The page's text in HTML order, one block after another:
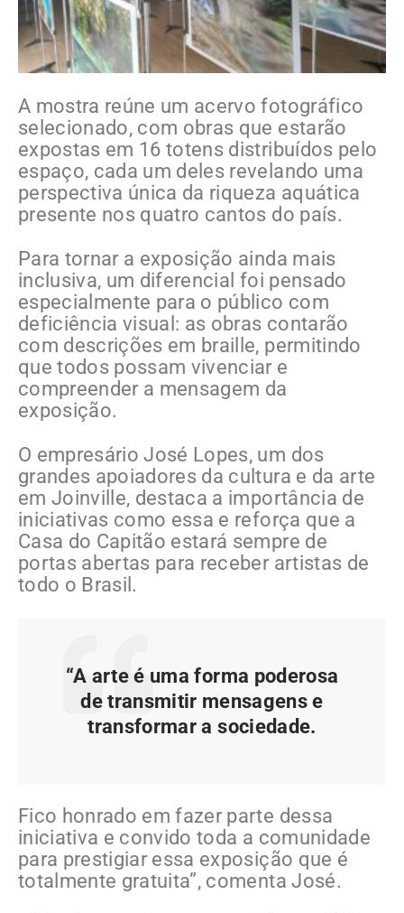
A mostra reúne um acervo fotográfico
selecionado, com obras que estarão
expostas em 16 totens distribuídos pelo
espaço, cada um deles revelando uma
perspectiva única da riqueza aquática
presente nos quatro cantos do país.
Para tornar a exposição ainda mais
inclusiva, um diferencial foi pensado
especialmente para o público com
deficiência visual: as obras contarão
com descrições em braille, permitindo
que todos possam vivenciar e
compreender a mensagem da
exposição.
O empresário José Lopes, um dos
grandes apoiadores da cultura e da arte
em Joinville, destaca a importância de
iniciativas como essa e reforça que a
Casa do Capitão estará sempre de
portas abertas para receber artistas de
todo o Brasil.
“A arte é uma forma poderosa
de transmitir mensagens e
transformar a sociedade.
Fico honrado em fazer parte dessa
iniciativa e convido toda a comunidade
para prestigiar essa exposição que é
totalmente gratuita”, comenta José.